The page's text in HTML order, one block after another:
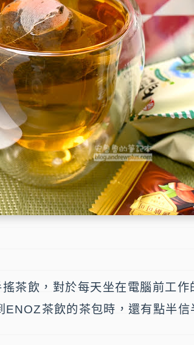
茶飲，對於每天坐在電腦前工作
ENOZ茶飲的茶包時，還有點半